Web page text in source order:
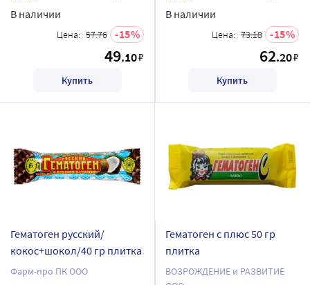
В наличии
Цена: 57.76 15
49.10₽
Купить
В наличии
Цена: 73.18 15
62.20₽
Купить
Гематоген русский/
кокос+шокол/40 гр плитка
Фарм-про ПК ООО
Гематоген с плюс 50 гр
плитка
ВОЗРОЖДЕНИЕ и РАЗВИТИЕ